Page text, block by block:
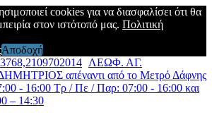
cookies για να διασφαλίσει ότι θα
στον ιστότοπό μας. Πολιτική
Αποδοχή
ΛΕΩΦ. ΑΓ.
απέναντι από το Μετρό Δάφνης
- 16:00 Τρ / Πε / Παρ: 07:00 - 16:00 και
– 14:30